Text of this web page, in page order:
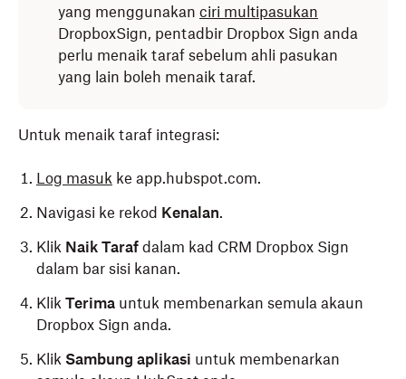
yang menggunakan ciri multipasukan
DropboxSign, pentadbir Dropbox Sign anda
perlu menaik taraf sebelum ahli pasukan
yang lain boleh menaik taraf.
Untuk menaik taraf integrasi:
Log masuk ke app.hubspot.com.
Navigasi ke rekod Kenalan.
Klik Naik Taraf dalam kad CRM Dropbox Sign
dalam bar sisi kanan.
Klik Terima untuk membenarkan semula akaun
Dropbox Sign anda.
Klik Sambung aplikasi untuk membenarkan